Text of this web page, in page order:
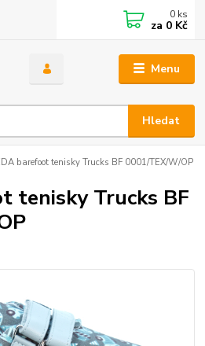
Menu
Hledat
0 ks
za 0 Kč
barefoot tenisky Trucks BF 0001/TEX/W/OP
tenisky Trucks BF